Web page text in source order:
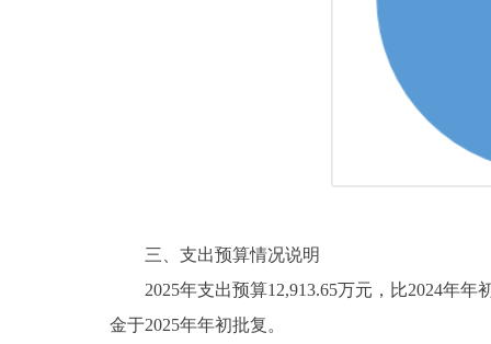
三、支出预算情况说明
2025年支出预算12,913.65万元，比2024年年
金于2025年年初批复。